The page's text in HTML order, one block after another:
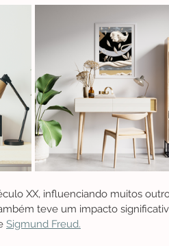
XX, influenciando muitos
teve um impacto
Sigmund Freud.